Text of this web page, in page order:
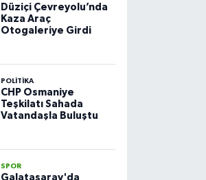
Düziçi Çevreyolu’nda
Kaza Araç
Otogaleriye Girdi
POLITIKA
CHP Osmaniye
Teşkilatı Sahada
Vatandaşla Buluştu
SPOR
Galatasaray'da